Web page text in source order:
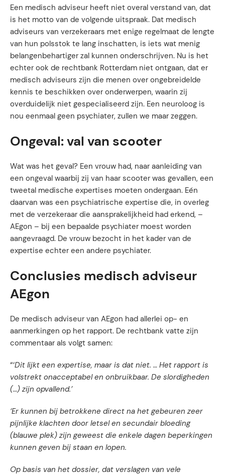
Een medisch adviseur heeft niet overal verstand van, dat
is het motto van de volgende uitspraak. Dat medisch
adviseurs van verzekeraars met enige regelmaat de lengte
van hun polsstok te lang inschatten, is iets wat menig
belangenbehartiger zal kunnen onderschrijven. Nu is het
echter ook de rechtbank Rotterdam niet ontgaan, dat er
medisch adviseurs zijn die menen over ongebreidelde
kennis te beschikken over onderwerpen, waarin zij
overduidelijk niet gespecialiseerd zijn. Een neuroloog is
nou eenmaal geen psychiater, zullen we maar zeggen.
Ongeval: val van scooter
Wat was het geval? Een vrouw had, naar aanleiding van
een ongeval waarbij zij van haar scooter was gevallen, een
tweetal medische expertises moeten ondergaan. Eén
daarvan was een psychiatrische expertise die, in overleg
met de verzekeraar die aansprakelijkheid had erkend, –
AEgon – bij een bepaalde psychiater moest worden
aangevraagd. De vrouw bezocht in het kader van de
expertise echter een andere psychiater.
Conclusies medisch adviseur
AEgon
De medisch adviseur van AEgon had allerlei op- en
aanmerkingen op het rapport. De rechtbank vatte zijn
commentaar als volgt samen:
“‘Dit lijkt een expertise, maar is dat niet. … Het rapport is
volstrekt onacceptabel en onbruikbaar. De slordigheden
(…) zijn opvallend.’
‘Er kunnen bij betrokkene direct na het gebeuren zeer
pijnlijke klachten door letsel en secundair bloeding
(blauwe plek) zijn geweest die enkele dagen beperkingen
kunnen geven bij staan en lopen.
Op basis van het dossier, dat verslagen van vele